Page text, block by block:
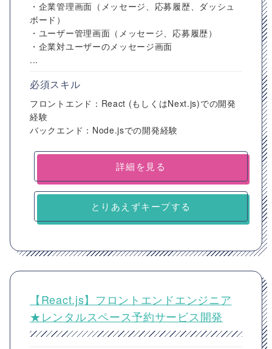
・企業管理画面（メッセージ、応募履歴、ダッシュ
ボード）
・ユーザー管理画面（メッセージ、応募履歴）
・企業対ユーザーのメッセージ画面
...
必須スキル
フロントエンド：React (もしくはNext.js)での開発
経験
バックエンド：Node.jsでの開発経験
詳細を見る
とりあえずキープする
【React.js】フロントエンドエンジニア
★レンタルスペース予約サービス開発